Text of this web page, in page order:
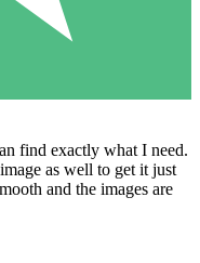
find exactly what I need.
as well to get it just
and the images are